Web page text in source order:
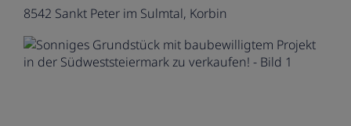
8542 Sankt Peter im Sulmtal, Korbin